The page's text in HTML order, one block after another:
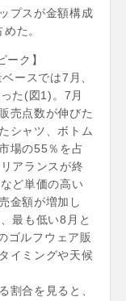
プスが金額構成
た。
ーク】
ースでは7月、
た(図1)。7月
売点数が伸びた
シャツ、ボトム
場の55％を占
アランスが終
ど単価の高い
金額が増加し
最も低い8月と
ゴルフウェア販
イミングや天候
割合を見ると、